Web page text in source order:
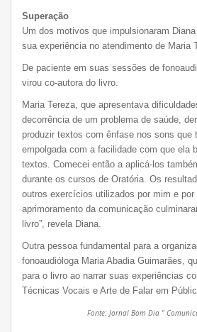
Superação
Um dos motivos que impulsionaram
sua experiência no atendimento de Maria
De paciente em suas sessões de
virou co-autora do livro.
Maria Tereza, que apresentava
decorrência de um problema de saúde,
produzir textos com ênfase nos sons que
empolgada com a facilidade com que ela
textos. Comecei então a aplicá-los
durante os cursos de Oratória. Os
outros exercícios utilizados por mim e por
aprimoramento da comunicação
livro”, revela Diana.
Outra pessoa fundamental para a
fonoaudióloga Maria Abadia Guimarães,
para o livro ao narrar suas experiências
Técnicas Vocais e Arte de Falar em
Fonte: Jornal Bom Dia "